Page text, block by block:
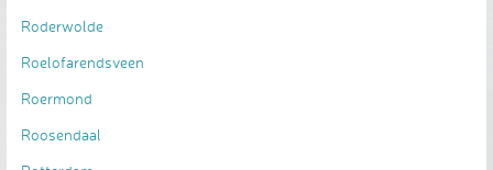
Roderwolde
Roelofarendsveen
Roermond
Roosendaal